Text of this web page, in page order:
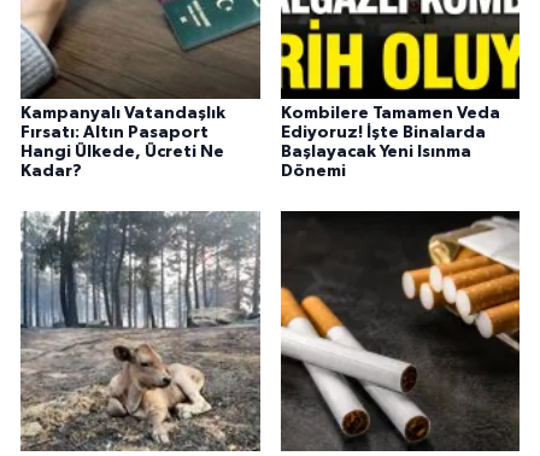
Kampanyalı Vatandaşlık
Fırsatı: Altın Pasaport
Hangi Ülkede, Ücreti Ne
Kadar?
Kombilere Tamamen Veda
Ediyoruz! İşte Binalarda
Başlayacak Yeni Isınma
Dönemi